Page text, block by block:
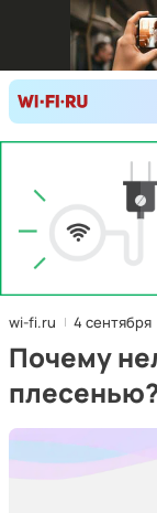
wi-fi.ru 4 сентября
Почему